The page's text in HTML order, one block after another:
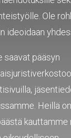
Ole
ideoidaan
saavat pääsyn
Heillä
kauttamme